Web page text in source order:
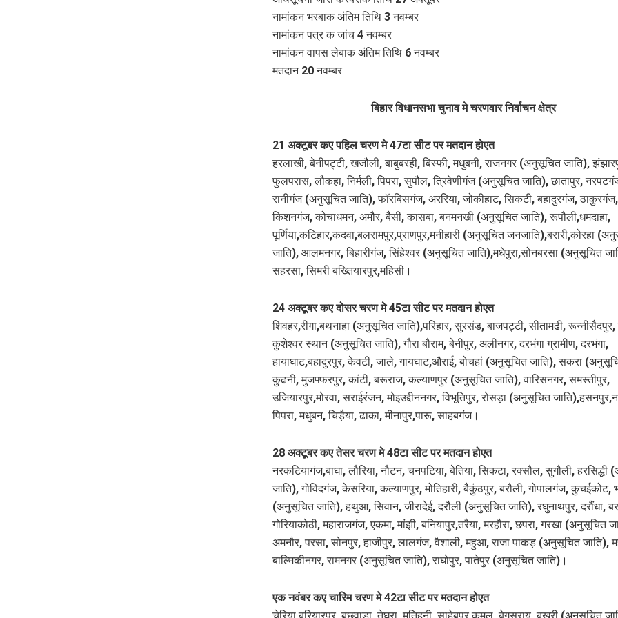
नामांकन भरबाक अंतिम तिथि 3 नवम्बर
नामांकन पत्र क जांच 4 नवम्बर
नामांकन वापस लेबाक अंतिम तिथि 6 नवम्बर
मतदान 20 नवम्बर
बिहार विधानसभा चुनाव मे चरणवार निर्वाचन क्षेत्र
21 अक्टूबर कए पहिल चरण मे 47टा सीट पर मतदान होएत
हरलाखी, बेनीपट्टी, खजौली, बाबुबरही, बिस्फी, मधुबनी, राजनगर (अनुसूचित जाति),
फुलपरास, लौकहा, निर्मली, पिपरा, सुपौल, त्रिवेणीगंज (अनुसूचित जाति), छातापुर,
रानीगंज (अनुसूचित जाति), फॉरबिसगंज, अररिया, जोकीहाट, सिकटी, बहादुरगंज, ठाकुरगंज,
किशनगंज, कोचाधमन, अमौर, बैसी, कासबा, बनमनखी (अनुसूचित जाति), रूपौली,धमदाहा,
पूर्णिया,कटिहार,कदवा,बलरामपुर,प्राणपुर,मनीहारी (अनुसूचित जनजाति),बरारी,कोरहा
जाति), आलमनगर, बिहारीगंज, सिंहेश्वर (अनुसूचित जाति),मधेपुरा,सोनबरसा (अनुसूचित
सहरसा, सिमरी बख्तियारपुर,महिसी।
24 अक्टूबर कए दोसर चरण मे 45टा सीट पर मतदान होएत
शिवहर,रीगा,बथनाहा (अनुसूचित जाति),परिहार, सुरसंड, बाजपट्टी, सीतामढी,
कुशेश्वर स्थान (अनुसूचित जाति), गौरा बौराम, बेनीपुर, अलीनगर, दरभंगा ग्रामीण, दरभंगा,
हायाघाट,बहादुरपुर, केवटी, जाले, गायघाट,औराई, बोचहां (अनुसूचित जाति), सकरा
कुढनी, मुजफ्फरपुर, कांटी, बरूराज, कल्याणपुर (अनुसूचित जाति), वारिसनगर, समस्तीपुर,
उजियारपुर,मोरवा, सराईरंजन, मोइउद्दीननगर, विभूतिपुर, रोसड़ा (अनुसूचित
पिपरा, मधुबन, चिड़ैया, ढाका, मीनापुर,पारू, साहबगंज।
28 अक्टूबर कए तेसर चरण मे 48टा सीट पर मतदान होएत
नरकटियागंज,बाघा, लौरिया, नौटन, चनपटिया, बेतिया, सिकटा, रक्सौल, सुगौली, हरसिद्धी
जाति), गोविंदगंज, केसरिया, कल्याणपुर, मोतिहारी, बैकुंठपुर, बरौली, गोपालगंज, कुचईकोट,
(अनुसूचित जाति), हथुआ, सिवान, जीरादेई, दरौली (अनुसूचित जाति), रघुनाथपुर, दरौंधा,
गोरियाकोठी, महाराजगंज, एकमा, मांझी, बनियापुर,तरैया, मरहौरा, छपरा, गरखा (अनुसूचित
अमनौर, परसा, सोनपुर, हाजीपुर, लालगंज, वैशाली, महुआ, राजा पाकड़ (अनुसूचित जाति),
बाल्मिकीनगर, रामनगर (अनुसूचित जाति), राघोपुर, पातेपुर (अनुसूचित जाति)।
एक नवंबर कए चारिम चरण मे 42टा सीट पर मतदान होएत